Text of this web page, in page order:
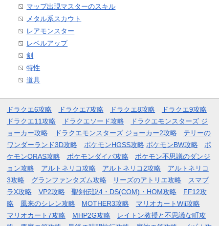
マップ出現マスターのスキル
メタル系スカウト
レアモンスター
レベルアップ
剣
特性
道具
ドラクエ6攻略 ドラクエ7攻略 ドラクエ8攻略
ドラクエ9攻略
ドラクエ11攻略
ドラクエソード攻略
ドラクエモンスターズ ジ
ョーカー攻略
ドラクエモンスターズ ジョーカー2攻略
テリーの
ワンダーランド3D攻略
ポケモンHGSS攻略 ポケモンBW攻略
ポ
ケモンORAS攻略
ポケモンダイパ攻略
ポケモン不思議のダンジ
ョン攻略
アルトネリコ攻略 アルトネリコ2攻略
アルトネリコ
3攻略
グランファンタズム攻略 リーズのアトリエ攻略
スマブ
ラX攻略
VP2攻略 聖剣伝説4・DS(COM)・HOM攻略
FF12攻
略
風来のシレン攻略 MOTHER3攻略
マリオカートWii攻略
マリオカート7攻略
MHP2G攻略
レイトン教授と不思議な町攻